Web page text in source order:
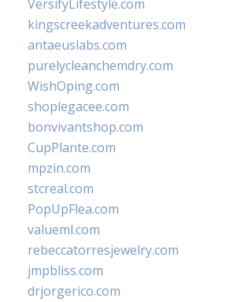
VersifyLifestyle.com
kingscreekadventures.com
antaeuslabs.com
purelycleanchemdry.com
WishOping.com
shoplegacee.com
bonvivantshop.com
CupPlante.com
mpzin.com
stcreal.com
PopUpFlea.com
valueml.com
rebeccatorresjewelry.com
jmpbliss.com
drjorgerico.com